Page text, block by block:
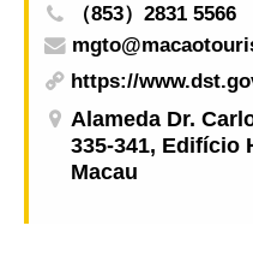
（853）2831 5566
https://
Alameda Dr.
335-341, Edifício
Macau